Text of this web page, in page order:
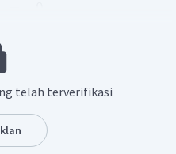
= 3
adalah E.
telah terverifikasi